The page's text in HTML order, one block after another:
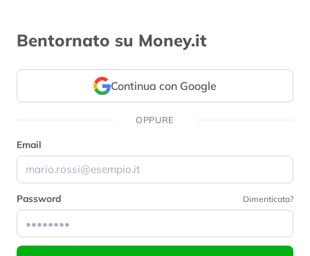
Bentornato su Money.it
Continua con Google
OPPURE
Email
Password Dimenticata?